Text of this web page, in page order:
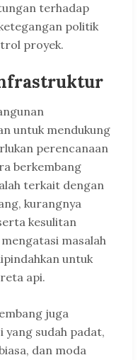
terhadap
politik
proyek.
untuk mendukung
perencanaan
berkembang
terkait dengan
kurangnya
kesulitan
masalah
untuk
api.
juga
sudah padat,
dan moda